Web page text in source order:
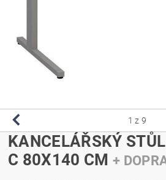
1 z 9
KANCELÁŘSKÝ
C 80X140 CM +